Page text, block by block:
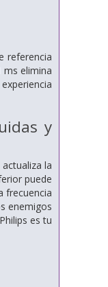
referencia
ms elimina
y
la
puede
frecuencia
enemigos
es tu